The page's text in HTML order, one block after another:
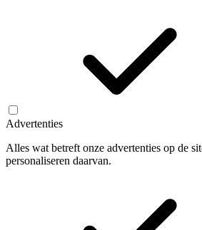
Advertenties
Alles wat betreft onze advertenties op de
personaliseren daarvan.